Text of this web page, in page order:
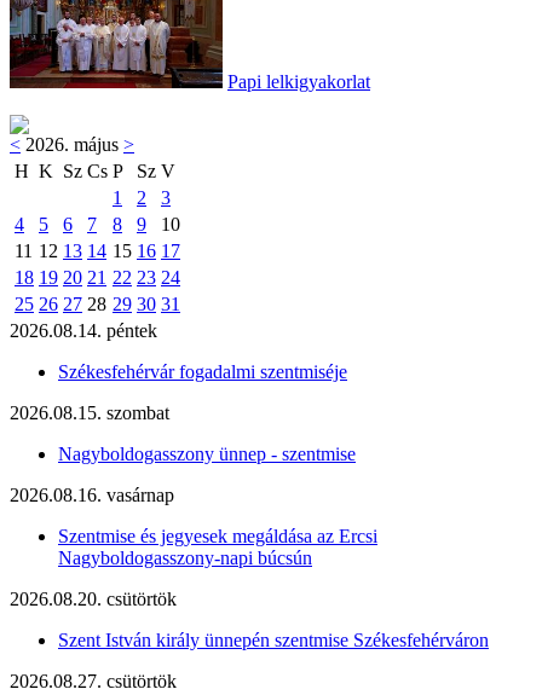
Papi lelkigyakorlat
< 2026. május >
H K Sz Cs P Sz V
1
2
3
4
5 6 7 8 9
10
11 12 13 14 15 16 17
18 19 20 21 22 23 24
25 26 27 28 29 30 31
2026.08.14. péntek
Székesfehérvár fogadalmi szentmiséje
2026.08.15. szombat
Nagyboldogasszony ünnep - szentmise
2026.08.16. vasárnap
Szentmise és jegyesek megáldása az Ercsi
Nagyboldogasszony-napi búcsún
2026.08.20. csütörtök
Szent István király ünnepén szentmise Székesfehérváron
2026.08.27. csütörtök